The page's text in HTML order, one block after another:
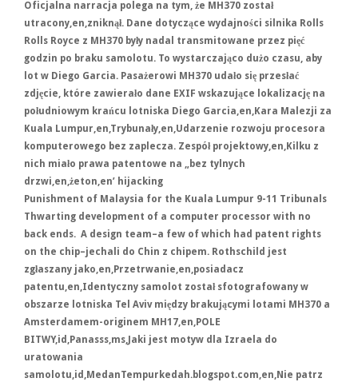
Oficjalna narracja polega na tym, że MH370 został
utracony,en,zniknął. Dane dotyczące wydajności silnika Rolls
Rolls Royce z MH370 były nadal transmitowane przez pięć
godzin po braku samolotu. To wystarczająco dużo czasu, aby
lot w Diego Garcia. Pasażerowi MH370 udało się przesłać
zdjęcie, które zawierało dane EXIF ​​wskazujące lokalizację na
południowym krańcu lotniska Diego Garcia,en,Kara Malezji za
Kuala Lumpur,en,Trybunały,en,Udarzenie rozwoju procesora
komputerowego bez zaplecza. Zespół projektowy,en,Kilku z
nich miało prawa patentowe na „bez tylnych
drzwi,en,żeton,en’ hijacking
Punishment of Malaysia for the Kuala Lumpur 9-11 Tribunals
Thwarting development of a computer processor with no
back ends. A design team–a few of which had patent rights
on the chip–jechali do Chin z chipem. Rothschild jest
zgłaszany jako,en,Przetrwanie,en,posiadacz
patentu,en,Identyczny samolot został sfotografowany w
obszarze lotniska Tel Aviv między brakującymi lotami MH370 a
Amsterdamem-originem MH17,en,POLE
BITWY,id,Panasss,ms,Jaki jest motyw dla Izraela do
uratowania
samolotu,id,MedanTempurkedah.blogspot.com,en,Nie patrz